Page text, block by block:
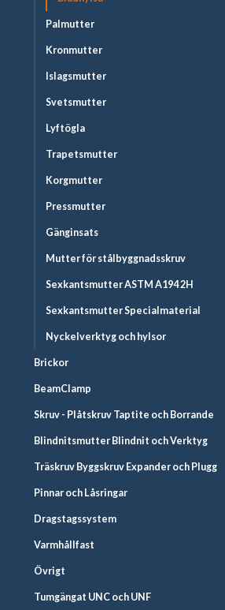
Palmutter
Kronmutter
Islagsmutter
Svetsmutter
Lyftögla
Trapetsmutter
Korgmutter
Pressmutter
Gänginsats
Mutter för stålbyggnadsskruv
Sexkantsmutter ASTM A194 2H
Sexkantsmutter Specialmaterial
Nyckelverktyg och hylsor
Brickor
BeamClamp
Skruv - Plåtskruv Taptite och Borrande
Blindnitsmutter Blindnit och Verktyg
Träskruv Byggskruv Expander och Plugg
Pinnar och Låsringar
Dragstagssystem
Varmhållfast
Övrigt
Tumgängat UNC och UNF